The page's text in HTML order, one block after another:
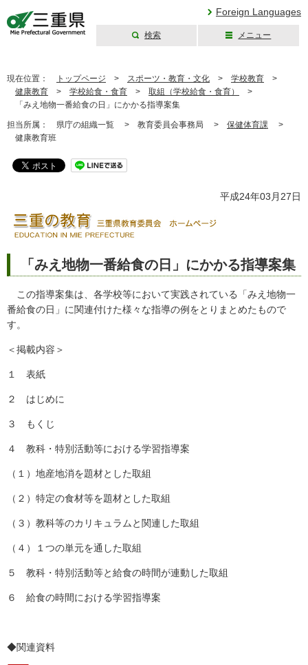
Foreign Languages
検索 メニュー
現在位置： トップページ > スポーツ・教育・文化 > 学校教育 >
健康教育 > 学校給食・食育 > 取組（学校給食・食育）
>
「みえ地物一番給食の日」にかかる指導案集
担当所属： 県庁の組織一覧 > 教育委員会事務局 > 保健体育課 >
健康教育班
平成24年03月27日
「みえ地物一番給食の日」にかかる指導案集
この指導案集は、各学校等において実践されている「みえ地物一
番給食の日」に関連付けた様々な指導の例をとりまとめたもので
す。
＜掲載内容＞
１ 表紙
２ はじめに
３ もくじ
４ 教科・特別活動等における学習指導案
（１）地産地消を題材とした取組
（２）特定の食材等を題材とした取組
（３）教科等のカリキュラムと関連した取組
（４）１つの単元を通した取組
５ 教科・特別活動等と給食の時間が連動した取組
６ 給食の時間における学習指導案
◆関連資料